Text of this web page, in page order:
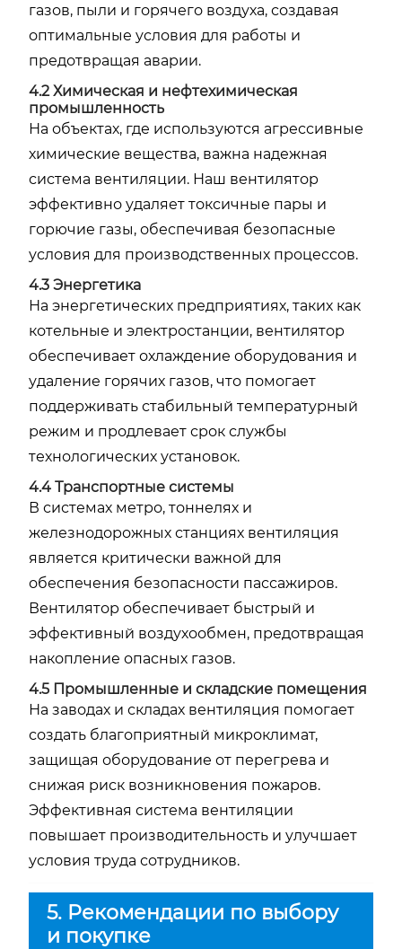
газов, пыли и горячего воздуха, создавая
оптимальные условия для работы и
предотвращая аварии.
4.2 Химическая и нефтехимическая
промышленность
На объектах, где используются агрессивные
химические вещества, важна надежная
система вентиляции. Наш вентилятор
эффективно удаляет токсичные пары и
горючие газы, обеспечивая безопасные
условия для производственных процессов.
4.3 Энергетика
На энергетических предприятиях, таких как
котельные и электростанции, вентилятор
обеспечивает охлаждение оборудования и
удаление горячих газов, что помогает
поддерживать стабильный температурный
режим и продлевает срок службы
технологических установок.
4.4 Транспортные системы
В системах метро, тоннелях и
железнодорожных станциях вентиляция
является критически важной для
обеспечения безопасности пассажиров.
Вентилятор обеспечивает быстрый и
эффективный воздухообмен, предотвращая
накопление опасных газов.
4.5 Промышленные и складские помещения
На заводах и складах вентиляция помогает
создать благоприятный микроклимат,
защищая оборудование от перегрева и
снижая риск возникновения пожаров.
Эффективная система вентиляции
повышает производительность и улучшает
условия труда сотрудников.
5. Рекомендации по выбору
и покупке